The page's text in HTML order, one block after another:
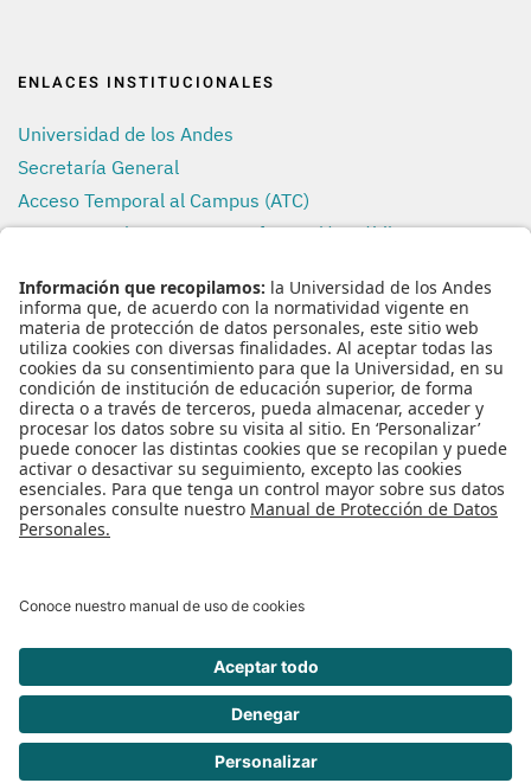
ENLACES INSTITUCIONALES
Universidad de los Andes
Secretaría General
Acceso Temporal al Campus (ATC)
Transparencia y Acceso a Información Pública
REDES SOCIALES
ENLACES RÁPIDOS
Nuestro Equipo
Cifras
Preguntas Frecuentes.